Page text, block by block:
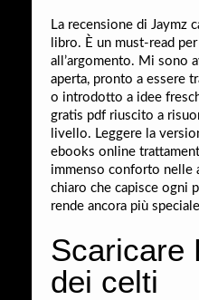
La recensione di Jaymz
libro. È un must-read
all’argomento. Mi sono
aperta, pronto a essere
o introdotto a idee
gratis pdf riuscito a
livello. Leggere la
ebooks online
immenso conforto nelle
chiaro che capisce ogni
rende ancora più
Scaricare
dei celti